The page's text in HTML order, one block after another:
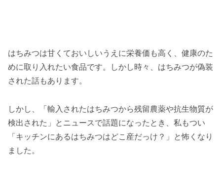
はちみつは甘くておいしいうえに栄養価も高く、健康のた
めに取り入れたい食品です。しかし時々、はちみつが偽装
された話もあります。
しかし、「輸入されたはちみつから残留農薬や抗生物質が
検出された」とニュースで話題になったとき、私もつい
「キッチンにあるはちみつはどこ産だっけ？」と怖くなり
ました。